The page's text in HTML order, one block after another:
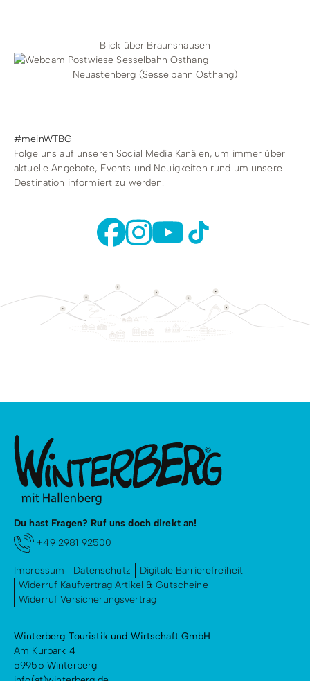
Blick über Braunshausen
Neuastenberg (Sesselbahn Osthang)
#meinWTBG
Folge uns auf unseren Social Media Kanälen, um immer über
aktuelle Angebote, Events und Neuigkeiten rund um unsere
Destination informiert zu werden.
Du hast Fragen? Ruf uns doch direkt an!
+49 2981 92500
Impressum Datenschutz
Digitale Barrierefreiheit
Widerruf Kaufvertrag Artikel & Gutscheine
Widerruf Versicherungsvertrag
Winterberg Touristik und Wirtschaft GmbH
Am Kurpark 4
59955 Winterberg